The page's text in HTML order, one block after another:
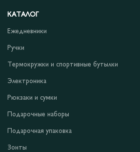
КАТАЛОГ
Ежедневники
Ручки
Термокружки и спортивные бутылки
Электроника
Рюкзаки и сумки
Подарочные наборы
Подарочная упаковка
Зонты